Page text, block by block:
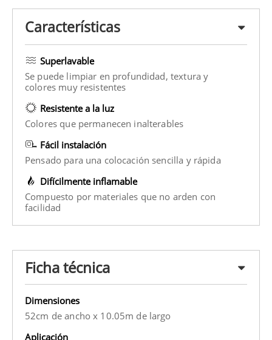
Características
Superlavable
Se puede limpiar en profundidad, textura y
colores muy resistentes
Resistente a la luz
Colores que permanecen inalterables
Fácil instalación
Pensado para una colocación sencilla y rápida
Difícilmente inflamable
Compuesto por materiales que no arden con
facilidad
Ficha técnica
Dimensiones
52cm de ancho x 10.05m de largo
Aplicación